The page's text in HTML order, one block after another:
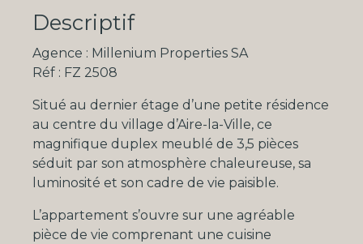
Descriptif
Agence : Millenium Properties SA
Réf : FZ 2508
Situé au dernier étage d’une petite résidence
au centre du village d’Aire-la-Ville, ce
magnifique duplex meublé de 3,5 pièces
séduit par son atmosphère chaleureuse, sa
luminosité et son cadre de vie paisible.
L’appartement s’ouvre sur une agréable
pièce de vie comprenant une cuisine